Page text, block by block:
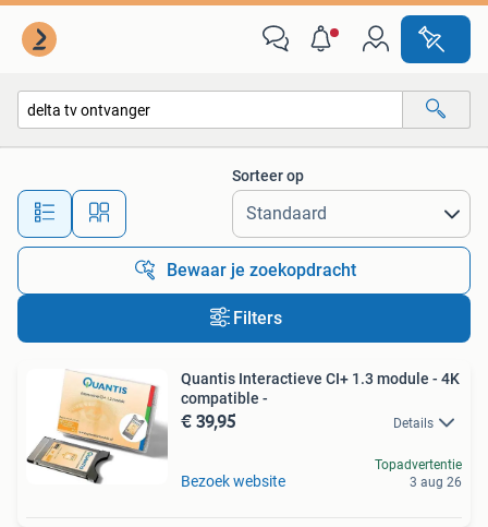
Alle afstanden…
Sorteer op
Bewaar je zoekopdracht
Filters
Quantis Interactieve CI+ 1.3 module - 4K
compatible -
€ 39,95 Details
Bezoek website
Topadvertentie
3 aug 26